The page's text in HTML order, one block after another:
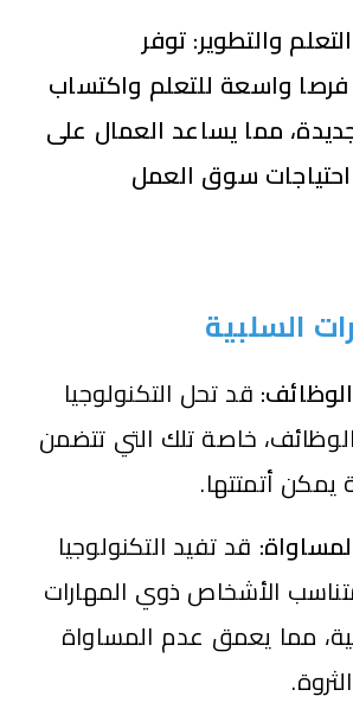
والتطوير:توفر
فرصا واسعة للتعلم واكتساب
مما يساعد العمال على
سوق العمل
السلبية
قد تحل التكنولوجيا
خاصة تلك التي تتضمن
يمكن أتمتتها.
قد تفيد التكنولوجيا
الأشخاص ذوي المهارات
مما يعمق عدم المساواة